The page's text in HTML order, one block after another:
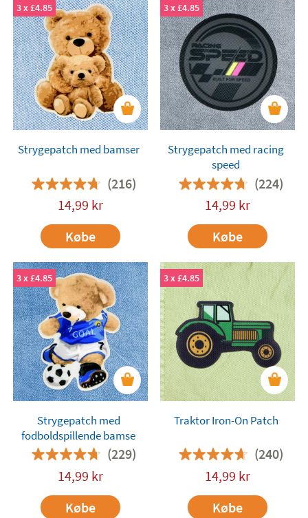
3 x £4.85
Strygepatch med bamser
(216)
14,99 kr
Købe
3 x £4.85
Strygepatch med racing
speed
(224)
14,99 kr
Købe
3 x £4.85
Strygepatch med
fodboldspillende bamse
(229)
14,99 kr
Købe
3 x £4.85
Traktor Iron-On Patch
(240)
14,99 kr
Købe